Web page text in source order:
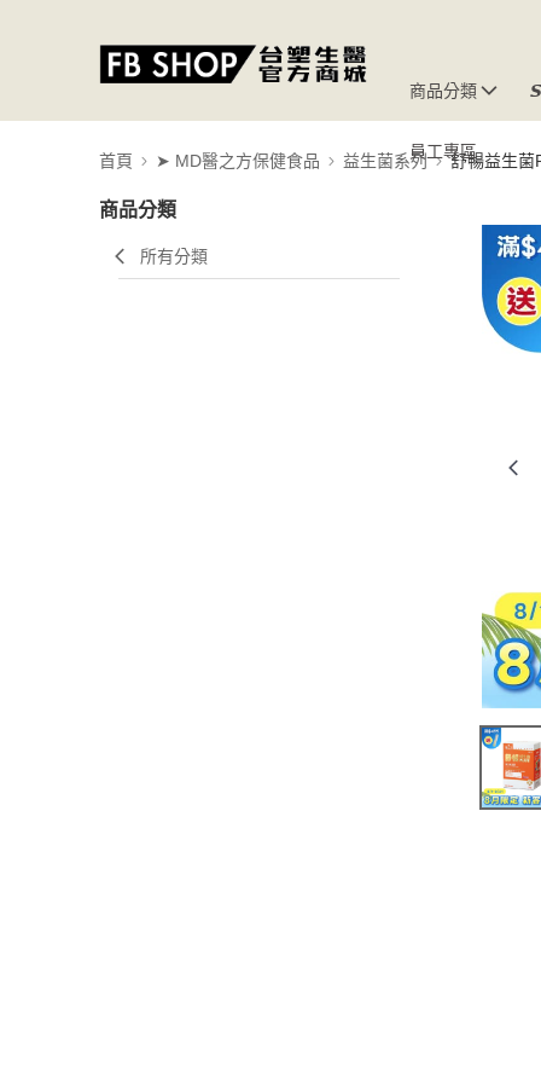
商品分類
員工專區
首頁 ➤ MD醫之方保健食品 益生菌系列 舒暢益生菌
商品分類
所有分類